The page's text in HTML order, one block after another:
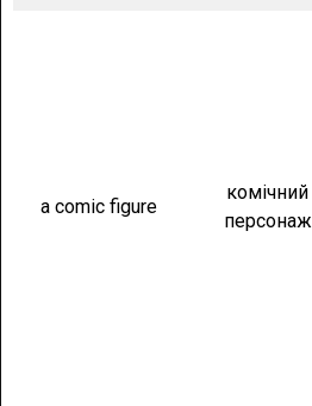
a comic figure
комічний
персонаж